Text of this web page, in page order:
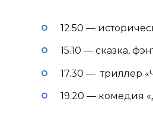
12.50 —
15.10 — сказка,
17.30 — триллер
19.20 — комедия